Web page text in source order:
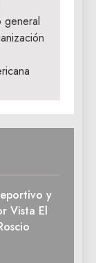
general
y
Vista El